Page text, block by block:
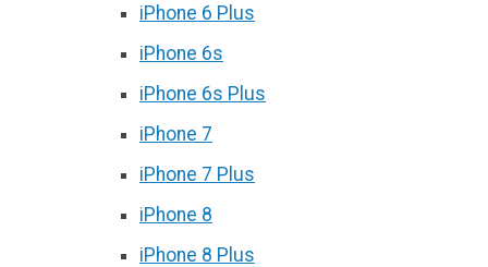
iPhone 6 Plus
iPhone 6s
iPhone 6s Plus
iPhone 7
iPhone 7 Plus
iPhone 8
iPhone 8 Plus